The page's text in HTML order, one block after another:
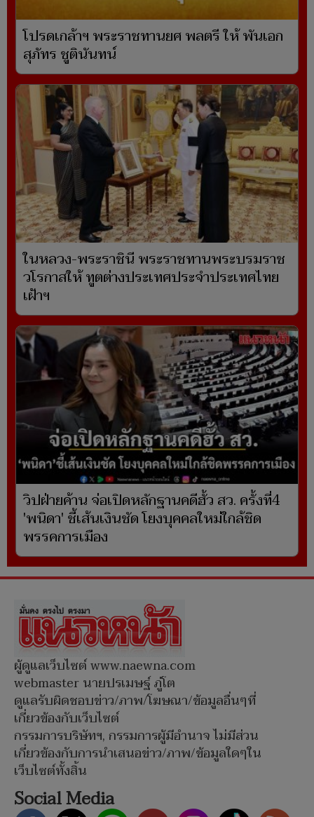
โปรดเกล้าฯ พระราชทานยศ พลตรี ให้ พันเอก
สุภัทร ชูตินันทน์
ในหลวง-พระราชินี พระราชทานพระบรมราช
วโรกาสให้ ทูตต่างประเทศประจำประเทศไทย
เฝ้าฯ
วิปฝ่ายค้าน จ่อเปิดหลักฐานคดีฮั้ว สว. ครั้งที่4
'พนิดา' ชี้เส้นเงินชัด โยงบุคคลใหม่ใกล้ชิด
พรรคการเมือง
ผู้ดูแลเว็บไซต์ www.naewna.com
webmaster นายปรเมษฐ์ ภู่โต
ดูแลรับผิดชอบข่าว/ภาพ/โฆษณา/ข้อมูลอื่นๆที่
เกี่ยวข้องกับเว็บไซต์
กรรมการบริษัทฯ, กรรมการผู้มีอำนาจ ไม่มีส่วน
เกี่ยวข้องกับการนำเสนอข่าว/ภาพ/ข้อมูลใดๆใน
เว็บไซต์ทั้งสิ้น
Social Media